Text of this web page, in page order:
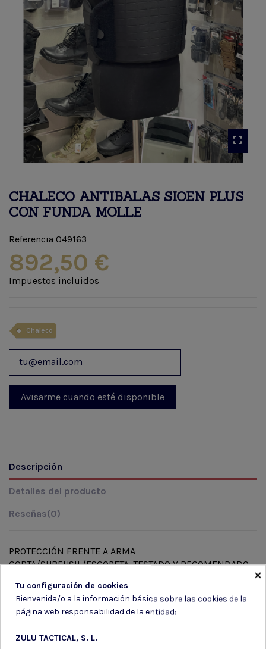
CHALECO ANTIBALAS SIOEN PLUS
CON FUNDA MOLLE
Referencia 049163
892,50 €
Impuestos incluidos
Chaleco
Descripción
Detalles del producto
Reseñas(0)
PROTECCIÓN FRENTE A ARMA
CORTA/SUBFUSIL/ESCOPETA. TESTADO Y RECOMENDADO
Nivel de protección: HG1/HG2/KR2/SP2.
Peso : 2,5kg (funda incluida).
Área de protección: 0,30m2.
Protección 360º: Solapamiento lateral de los paneles de
×
Tu configuración de cookies
Bienvenida/o a la información básica sobre las cookies de la
página web responsabilidad de la entidad:
ZULU TACTICAL, S. L.